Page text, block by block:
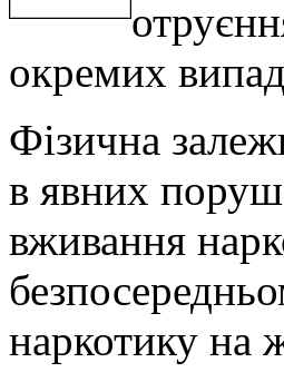
окремих
Фізична
в явних
вживання
наркотику на